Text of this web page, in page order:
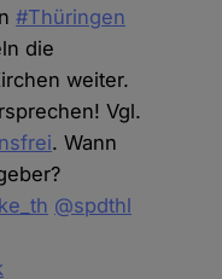
#Thüringen
die
weiter.
Vgl.
. Wann
@spdthl